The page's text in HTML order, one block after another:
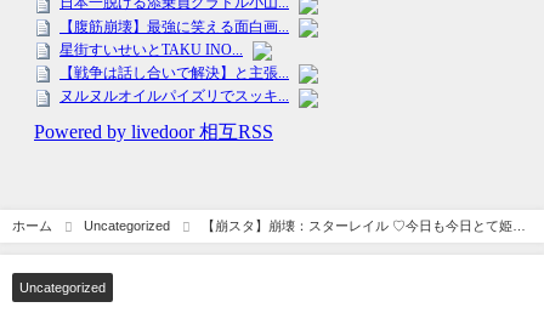
ホーム Uncategorized
【崩スタ】崩壊：スターレイル ♡今日も今日とて姫子
は弱い
Uncategorized